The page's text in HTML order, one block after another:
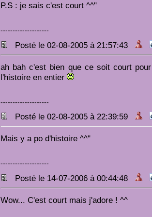
P.S : je sais c'est court ^^"
--------------------
Posté le 02-08-2005 à 21:57:43
ah bah c'est bien que ce soit court
l'histoire en entier
--------------------
Posté le 02-08-2005 à 22:39:59
Mais y a po d'histoire ^^"
--------------------
Posté le 14-07-2006 à 00:44:48
Wow... C'est court mais j'adore ! ^^